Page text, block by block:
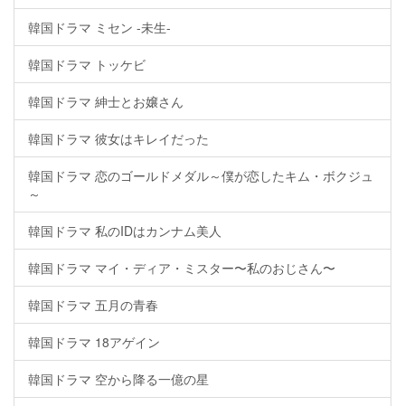
韓国ドラマ ミセン -未生-
韓国ドラマ トッケビ
韓国ドラマ 紳士とお嬢さん
韓国ドラマ 彼女はキレイだった
韓国ドラマ 恋のゴールドメダル～僕が恋したキム・ボクジュ
～
韓国ドラマ 私のIDはカンナム美人
韓国ドラマ マイ・ディア・ミスター〜私のおじさん〜
韓国ドラマ 五月の青春
韓国ドラマ 18アゲイン
韓国ドラマ 空から降る一億の星